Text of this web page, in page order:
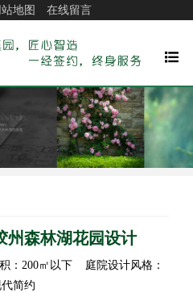
站地图 在线留言
州森林湖花园设计
：200㎡以下 庭院设计风格：
简约